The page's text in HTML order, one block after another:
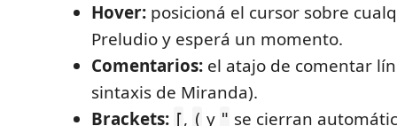
Hover: posicioná el cursor sobre
Preludio y esperá un momento.
Comentarios: el atajo de comentar
sintaxis de Miranda).
Brackets: [, ( y " se cierran